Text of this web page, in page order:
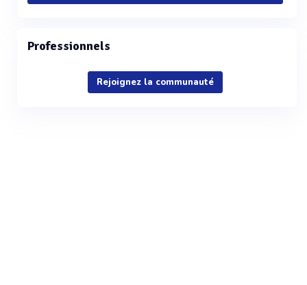
Professionnels
Rejoignez la communauté